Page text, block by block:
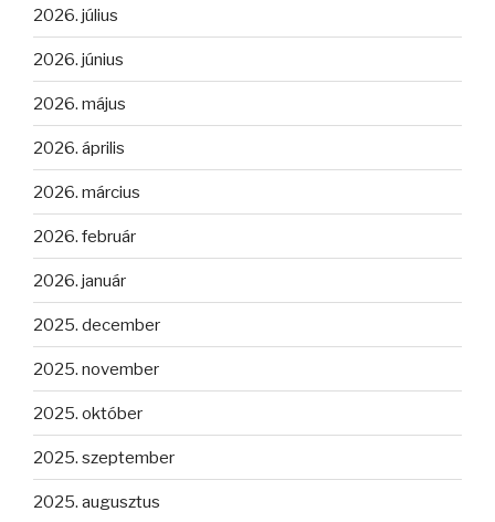
2026. július
2026. június
2026. május
2026. április
2026. március
2026. február
2026. január
2025. december
2025. november
2025. október
2025. szeptember
2025. augusztus